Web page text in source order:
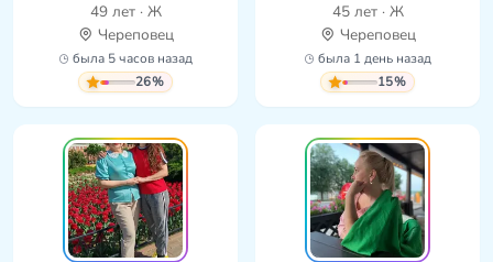
49 лет · Ж
Череповец
была 5 часов назад
26%
45 лет · Ж
Череповец
была 1 день назад
15%